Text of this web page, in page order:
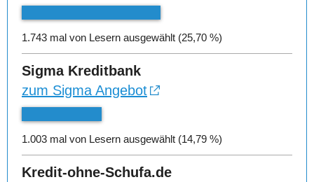
1.743 mal von Lesern ausgewählt (25,70 %)
Sigma Kreditbank
zum Sigma Angebot
1.003 mal von Lesern ausgewählt (14,79 %)
Kredit-ohne-Schufa.de